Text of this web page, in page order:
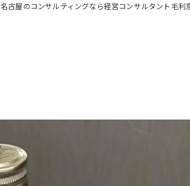
名古屋のコンサルティングなら経営コンサルタント毛利